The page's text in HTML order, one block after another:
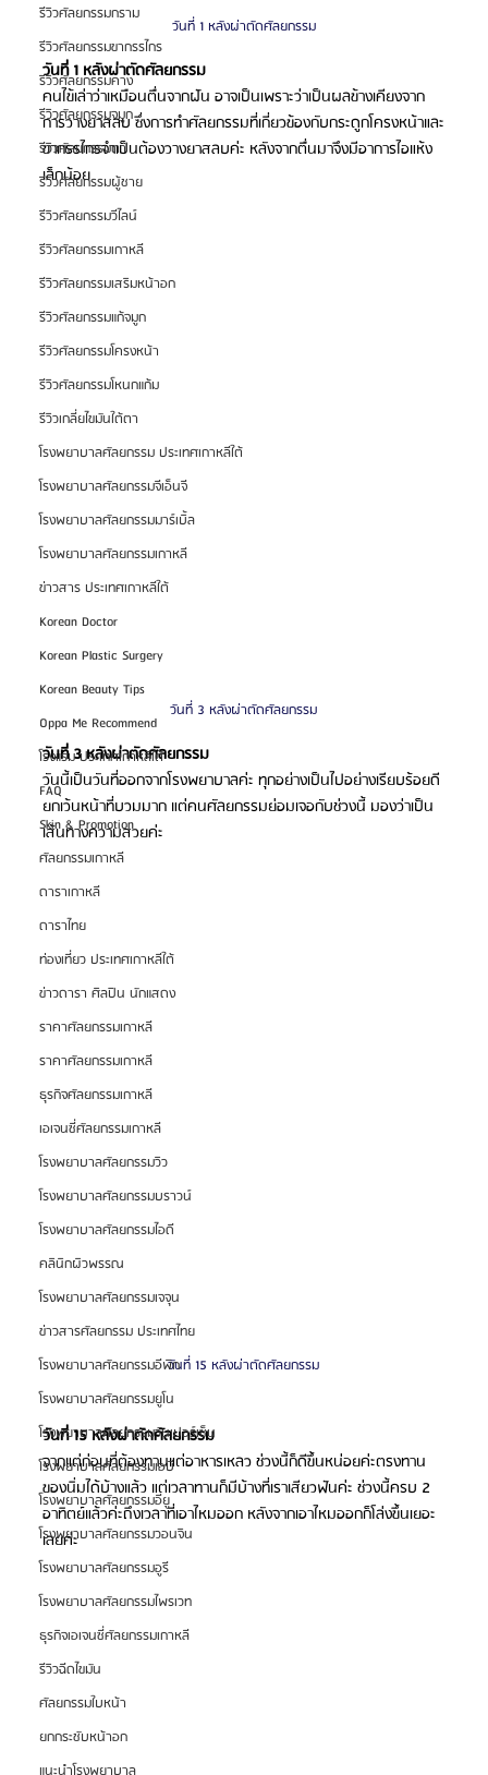
รีวิวศัลยกรรมกราม
รีวิวศัลยกรรมขากรรไกร
รีวิวศัลยกรรมคาง
รีวิวศัลยกรรมจมูก
รีวิวศัลยกรรมตา
รีวิวศัลยกรรมผู้ชาย
รีวิวศัลยกรรมวีไลน์
รีวิวศัลยกรรมเกาหลี
รีวิวศัลยกรรมเสริมหน้าอก
รีวิวศัลยกรรมแก้จมูก
รีวิวศัลยกรรมโครงหน้า
รีวิวศัลยกรรมโหนกแก้ม
รีวิวเกลี่ยไขมันใต้ตา
โรงพยาบาลศัลยกรรม ประเทศเกาหลีใต้
โรงพยาบาลศัลยกรรมจีเอ็นจี
โรงพยาบาลศัลยกรรมมาร์เบิ้ล
โรงพยาบาลศัลยกรรมเกาหลี
ข่าวสาร ประเทศเกาหลีใต้
Korean Doctor
Korean Plastic Surgery
Korean Beauty Tips
Oppa Me Recommend
โรงแรม ประเทศเกาหลีใต้
FAQ
Skin & Promotion
ศัลยกรรมเกาหลี
ดาราเกาหลี
ดาราไทย
ท่องเที่ยว ประเทศเกาหลีใต้
ข่าวดารา ศิลปิน นักแสดง
ราคาศัลยกรรมเกาหลี
ราคาศัลยกรรมเกาหลี
ธุรกิจศัลยกรรมเกาหลี
เอเจนซี่ศัลยกรรมเกาหลี
โรงพยาบาลศัลยกรรมวิว
โรงพยาบาลศัลยกรรมบราวน์
โรงพยาบาลศัลยกรรมไอดี
คลินิกผิวพรรณ
โรงพยาบาลศัลยกรรมเจจุน
ข่าวสารศัลยกรรม ประเทศไทย
โรงพยาบาลศัลยกรรมอีพิก
โรงพยาบาลศัลยกรรมยูโน
โรงพยาบาลศัลยกรรมวันเปอร์เซ็น
โรงพยาบาลศัลยกรรมเอบี
โรงพยาบาลศัลยกรรมอียู
โรงพยาบาลศัลยกรรมวอนจิน
โรงพยาบาลศัลยกรรมอูรี
โรงพยาบาลศัลยกรรมไพรเวท
ธุรกิจเอเจนซี่ศัลยกรรมเกาหลี
รีวิวฉีดไขมัน
ศัลยกรรมใบหน้า
ยกกระชับหน้าอก
วันที่ 1 หลังผ่าตัดศัลยกรรม
วันที่ 1 หลังผ่าตัดศัลยกรรม
คนไข้เล่าว่าเหมือนตื่นจากฝัน อาจเป็นเพราะว่าเป็นผลข้างเคียงจาก
การวางยาสลบ ซึ่งการทำศัลยกรรมที่เกี่ยวข้องกับกระดูกโครงหน้าและ
ขากรรไกรจำเป็นต้องวางยาสลบค่ะ หลังจากตื่นมาจึงมีอาการไอแห้ง
เล็กน้อย
วันที่ 3 หลังผ่าตัดศัลยกรรม
วันที่ 3 หลังผ่าตัดศัลยกรรม
วันนี้เป็นวันที่ออกจากโรงพยาบาลค่ะ ทุกอย่างเป็นไปอย่างเรียบร้อยดี
ยกเว้นหน้าที่บวมมาก แต่คนศัลยกรรมย่อมเจอกับช่วงนี้ มองว่าเป็น
เส้นทางความสวยค่ะ
วันที่ 15 หลังผ่าตัดศัลยกรรม
วันที่ 15 หลังผ่าตัดศัลยกรรม
จากแต่ก่อนที่ต้องทานแต่อาหารเหลว ช่วงนี้ก็ดีขึ้นหน่อยค่ะตรงทาน
ของนิ่มได้บ้างแล้ว แต่เวลาทานก็มีบ้างที่เราเสียวฟันค่ะ ช่วงนี้ครบ 2
อาทิตย์แล้วค่ะถึงเวลาที่เอาไหมออก หลังจากเอาไหมออกก็โล่งขึ้นเยอะ
เลยค่ะ